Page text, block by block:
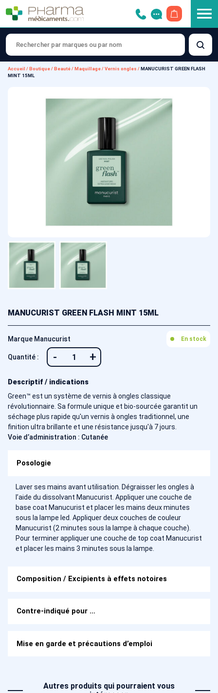
Accueil / Boutique/ Beauté/ Maquillage/Vernis ongles / MANUCURIST GREEN FLASH
MINT 15ML
MANUCURIST GREEN FLASH MINT 15ML
Marque Manucurist En stock
Quantité : - +
Descriptif / indications
Green™ est un système de vernis à ongles classique
révolutionnaire. Sa formule unique et bio-sourcée garantit un
séchage plus rapide qu'un vernis à ongles traditionnel, une
finition ultra brillante et une résistance jusqu'à 7 jours.
Voie d’administration : Cutanée
Posologie
Laver ses mains avant utilisation. Dégraisser les ongles à
l’aide du dissolvant Manucurist. Appliquer une couche de
base coat Manucurist et placer les mains deux minutes
sous la lampe led. Appliquer deux couches de couleur
Manucurist (2 minutes sous la lampe à chaque couche).
Pour terminer appliquer une couche de top coat Manucurist
et placer les mains 3 minutes sous la lampe.
Composition / Excipients à effets notoires
Contre-indiqué pour …
Mise en garde et précautions d’emploi
Autres produits qui pourraient vous